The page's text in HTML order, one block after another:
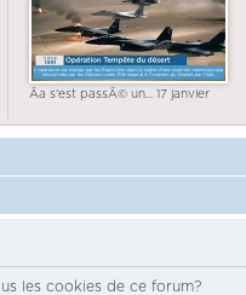
Ãa s'est passÃ© un... 17 janvier
les cookies de ce forum?